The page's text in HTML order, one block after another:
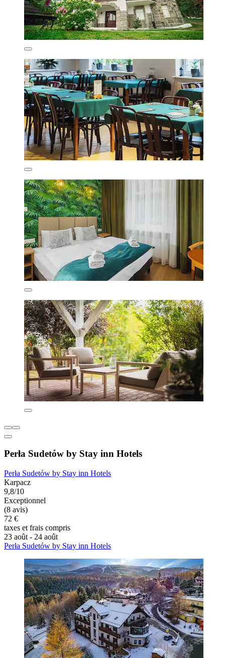
Perła Sudetów by Stay inn Hotels
Perła Sudetów by Stay inn Hotels
Karpacz
9,8/10
Exceptionnel
(8 avis)
72 €
taxes et frais compris
23 août - 24 août
Perła Sudetów by Stay inn Hotels